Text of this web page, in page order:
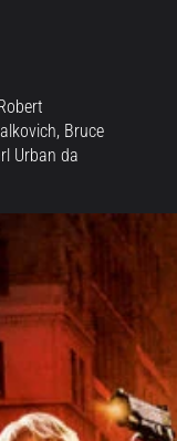
Bruce
Urban da